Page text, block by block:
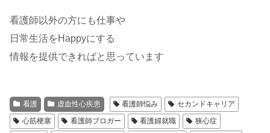
看護師以外の方にも仕事や
日常生活をHappyにする
情報を提供できればと思っています
看護 虚血性心疾患 看護師悩み
セカンドキャリア
心筋梗塞
看護師ブロガー 看護婦就職
狭心症